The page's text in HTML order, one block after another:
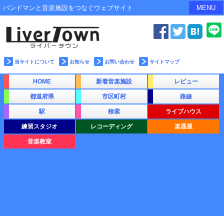
バンドマンと音楽施設をつなぐウェブサイト MENU
当サイトについて お知らせ お問い合わせ サイトマップ
HOME 新着音楽施設 レビュー
都道府県 市区町村 路線
駅 検索 ライブハウス
練習スタジオ レコーディング 楽器屋
音楽教室